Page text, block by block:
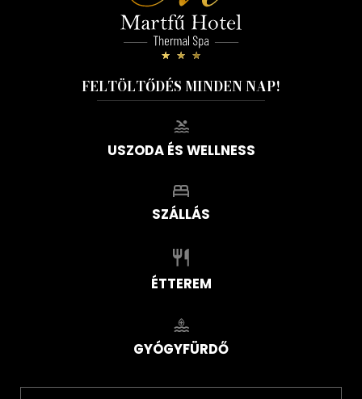
FELTÖLTŐDÉS MINDEN NAP!
USZODA ÉS WELLNESS
SZÁLLÁS
ÉTTEREM
GYÓGYFÜRDŐ